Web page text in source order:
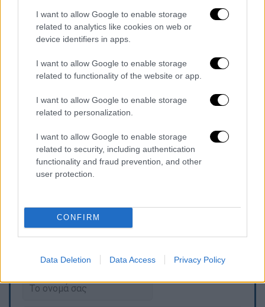
I want to allow Google to enable storage
related to analytics like cookies on web or
device identifiers in apps.
I want to allow Google to enable storage
related to functionality of the website or app.
I want to allow Google to enable storage
related to personalization.
I want to allow Google to enable storage
related to security, including authentication
functionality and fraud prevention, and other
user protection.
CONFIRM
Data Deletion Data Access Privacy Policy
κρίσιμη κατάσταση. Κίνδυνος υπάρχει, είναι
πολύ σοβαρός. Η εικόνα της είναι πάρα πολύ
άσχημη, ακόμη και να επιβιώσει ενδέχεται να
μείνει ανάπηρη ή τυφλή», ανέφερε
χαρακτηριστικά η αδελφή της.
εν ξέρω γιατί ήταν εκεί,ούτε κοντά στο
σπίτι είναι. Δεν ξέρει κανείς τίποτα. Θέλω
να μαθευτεί, θέλω να μιλήσει όποιος ξέρει
κάτι. Είναι κατοικημένη περιοχή και εμάς
μας κάνει εντύπωση ότι δεν άκουσε κανείς
τίποτα», πρόσθεσε η αδελφή της μιλώντας
ΕΘΝΟΣ θα παρεμβαίνει και τα προσβλητικά σχόλια θα
διαγράφονται